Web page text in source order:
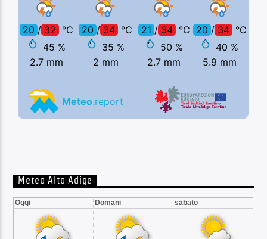
Meteo Alto Adige
Oggi Domani sabato